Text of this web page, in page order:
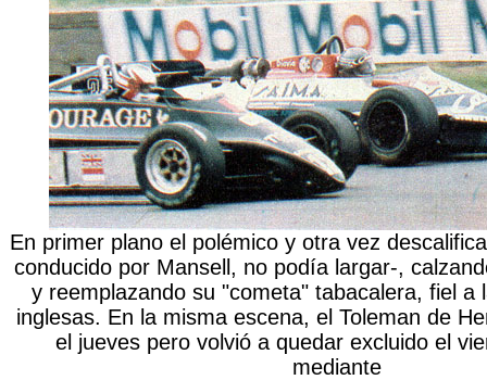
En primer plano el polémico y otra vez
conducido por Mansell, no podía largar-,
y reemplazando su "cometa" tabacalera, fiel a
inglesas. En la misma escena, el Toleman de
el jueves pero volvió a quedar excluido el
mediante